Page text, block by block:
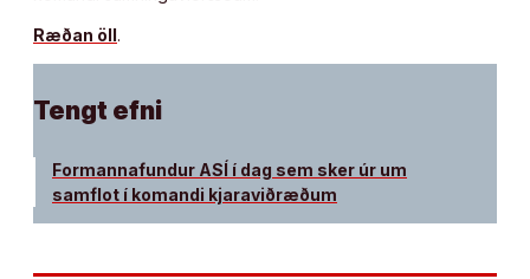
Ræðan öll.
Tengt efni
Formannafundur ASÍ í dag sem sker úr um
samflot í komandi kjaraviðræðum